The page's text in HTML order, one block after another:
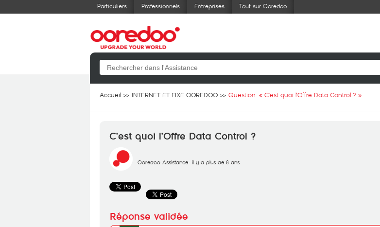
Particuliers Professionnels Entreprises Tout sur Ooredoo
Accueil INTERNET ET FIXE OOREDOO Question: « C’est quoi l’Offre Data Control ? »
C’est quoi l’Offre Data Control ?
Ooredoo Assistance il y a plus de 8 ans